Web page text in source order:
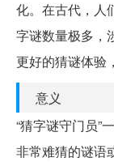
化。在古代，人
字谜数量极多，
更好的猜谜体验
意义
“猜字谜守门员”
非常难猜的谜语